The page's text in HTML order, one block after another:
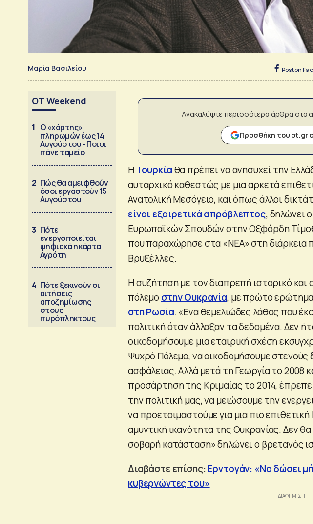
Μαρία Βασιλείου Post on
OT Weekend
1 Ο «χάρτης»
πληρωμών έως 14
Αυγούστου - Ποιοι
πάνε ταμείο
2 Πώς θα αμειφθούν
όσοι εργαστούν 15
Αυγούστου
3 Πότε
ενεργοποιείται
ψηφιακά η κάρτα
Αγρότη
4 Πότε ξεκινούν οι
αιτήσεις
αποζημίωσης
στους
πυρόπληκτους
Ανακαλύψτε περισσότερα άρθρα στα
Προσθήκη του ot.gr
ΗΤουρκίαθα πρέπει να ανησυχεί την
αυταρχικό καθεστώς με μια αρκετά
Ανατολική Μεσόγειο, και όπως άλλοι
είναι εξαιρετικά απρόβλεπτος, δηλώνει
Ευρωπαϊκών Σπουδών στην Οξφόρδη
που παραχώρησε στα «ΝΕΑ» στη διάρκεια
Βρυξέλλες.
Η συζήτηση με τον διαπρεπή ιστορικό και
πόλεμοστην Ουκρανία, με πρώτο ερώτημα
στη Ρωσία. «Ενα θεμελιώδες λάθος που
πολιτική όταν άλλαξαν τα δεδομένα. Δεν
οικοδομήσουμε μια εταιρική σχέση
Ψυχρό Πόλεμο, να οικοδομήσουμε στενούς
ασφάλειας. Αλλά μετά τη Γεωργία το 2008
προσάρτηση της Κριμαίας το 2014,
την πολιτική μας, να μειώσουμε την
να προετοιμαστούμε για μια πιο
αμυντική ικανότητα της Ουκρανίας. Δεν
σοβαρή κατάσταση» δηλώνει ο βρετανός
Διαβάστε επίσης: Ερντογάν: «Να δώσει
κυβερνώντες του»